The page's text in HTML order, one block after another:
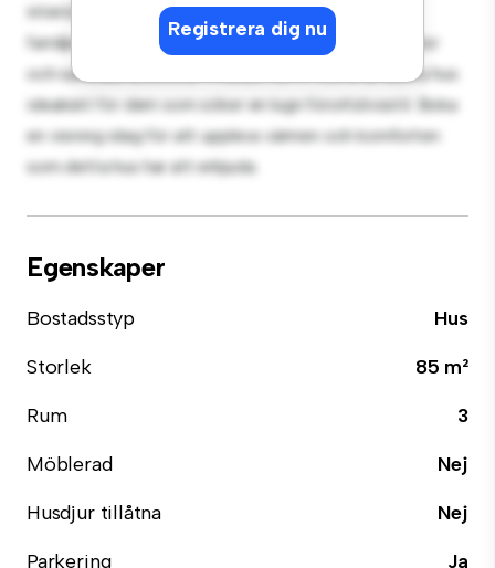
Registrera dig nu
interiören ger en bekväm tillflyktsort. Beläget i ett
familjevänligt område, har du tillgång till parker, skolor
och samhällsfaciliteter. Prisvärt till 4 700 kr är detta hus
idealiskt för dem som söker en lugn förortslivsstil. Boka
en visning idag för att uppleva värmen och komforten
som detta hus har att erbjuda.
Egenskaper
Bostadsstyp
Hus
Storlek
85 m²
Rum
3
Möblerad
Nej
Husdjur tillåtna
Nej
Parkering
Ja